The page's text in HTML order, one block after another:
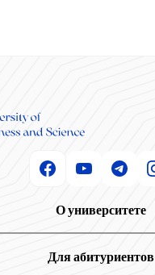
О университете
Для абитуриентов